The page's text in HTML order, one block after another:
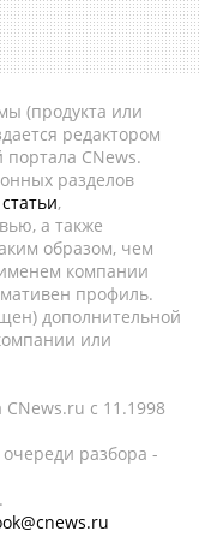
(продукта или
редактором
CNews.
разделов
статьи,
а также
образом, чем
компании
профиль.
дополнительной
или
c 11.1998
разбора -